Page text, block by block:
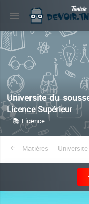
Universite du
Licence Supérieur
≡ 📚 Licence
Matières